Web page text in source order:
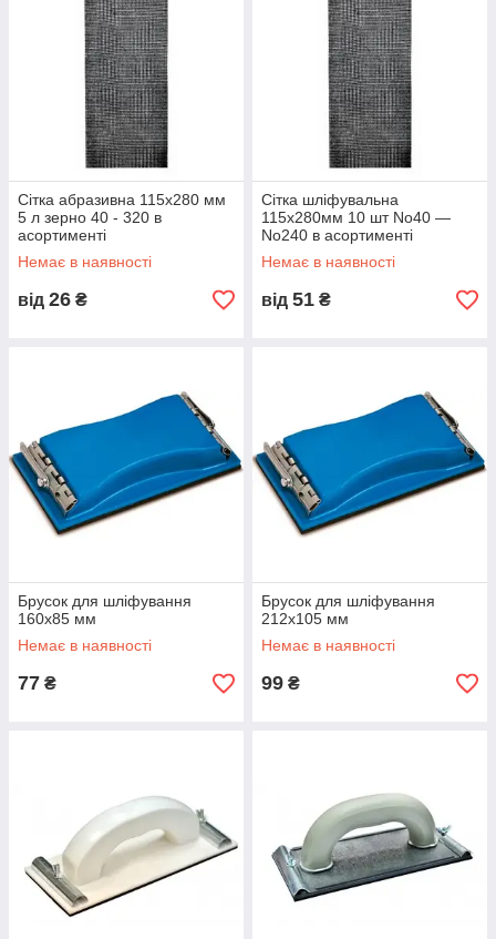
Сітка абразивна 115х280 мм
5 л зерно 40 - 320 в
асортименті
Немає в наявності
від 26 ₴
Сітка шліфувальна
115х280мм 10 шт No40 —
No240 в асортименті
Немає в наявності
від 51 ₴
Брусок для шліфування
160х85 мм
Немає в наявності
77 ₴
Брусок для шліфування
212х105 мм
Немає в наявності
99 ₴